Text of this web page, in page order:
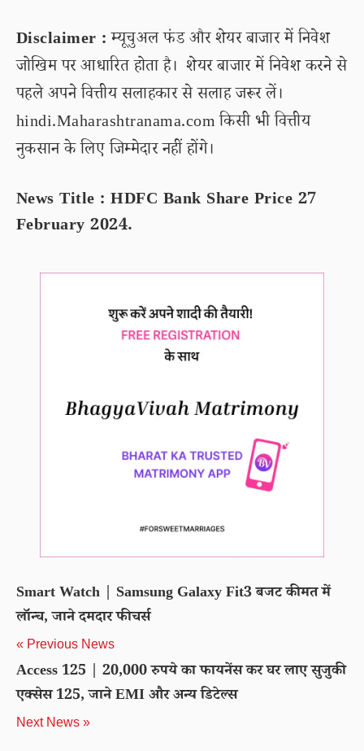
Disclaimer :म्यूचुअल फंड और शेयर बाजार में निवेश
जोखिम पर आधारित होता है। शेयर बाजार में निवेश करने से
पहले अपने वित्तीय सलाहकार से सलाह जरूर लें।
hindi.Maharashtranama.com किसी भी वित्तीय
नुकसान के लिए जिम्मेदार नहीं होंगे।
News Title : HDFC Bank Share Price 27
February 2024.
Smart Watch | Samsung Galaxy Fit3 बजट कीमत में
लॉन्च, जाने दमदार फीचर्स
« Previous News
Access 125 | 20,000 रुपये का फायनेंस कर घर लाए सुजुकी
एक्सेस 125, जाने EMI और अन्य डिटेल्स
Next News »